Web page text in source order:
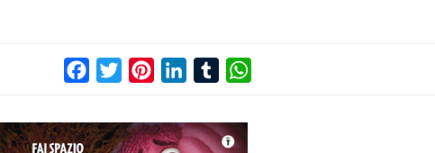
FacebookTwitterPinterestLinkedInTumblr